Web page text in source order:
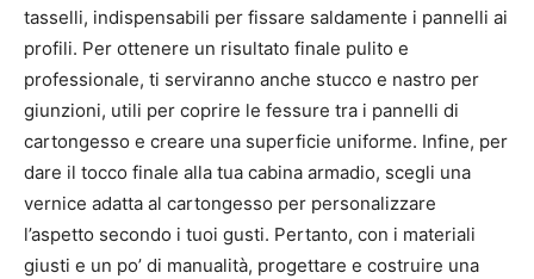
tasselli, indispensabili per fissare saldamente i pannelli ai
profili. Per ottenere un risultato finale pulito e
professionale, ti serviranno anche stucco e nastro per
giunzioni, utili per coprire le fessure tra i pannelli di
cartongesso e creare una superficie uniforme. Infine, per
dare il tocco finale alla tua cabina armadio, scegli una
vernice adatta al cartongesso per personalizzare
l’aspetto secondo i tuoi gusti. Pertanto, con i materiali
giusti e un po’ di manualità, progettare e costruire una